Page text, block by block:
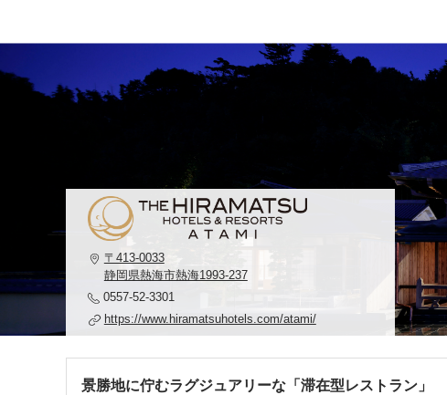
〒413-0033
静岡県熱海市熱海1993-237
0557-52-3301
https://www.hiramatsuhotels.com/atami/
景勝地に佇むラグジュアリーな「滞在型レストラン」